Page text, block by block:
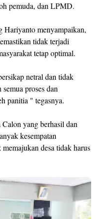
pemuda, dan LPMD.
Hariyanto menyampaikan,
tidak terjadi
tetap optimal.
netral dan tidak
proses dan
panitia " tegasnya.
yang berhasil dan
kesempatan
desa tidak harus